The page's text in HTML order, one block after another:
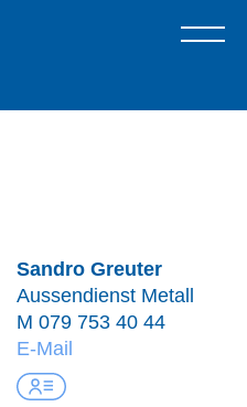
Sandro Greuter
Aussendienst Metall
M 079 753 40 44
E-Mail